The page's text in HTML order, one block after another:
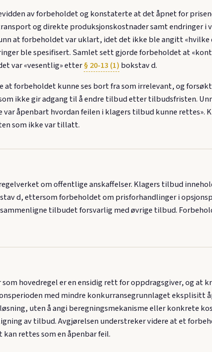
av forbeholdet og konstaterte at det åpnet for
og direkte produksjonskostnader samt endringer i
at forbeholdet var uklart, idet det ikke ble angitt
ble spesifisert. Samlet sett gjorde forbeholdet at
var «vesentlig» etter§ 20-13 (1) bokstav d.
forbeholdet kunne ses bort fra som irrelevant, og
ikke gir adgang til å endre tilbud etter tilbudsfristen.
åpenbart hvordan feilen i klagers tilbud kunne rettes».
som ikke var tillatt.
om offentlige anskaffelser. Klagers tilbud
d, ettersom forbeholdet om prisforhandlinger i
tilbudet forsvarlig med øvrige tilbud.
hovedregel er en ensidig rett for oppdragsgiver, og at
med mindre konkurransegrunnlaget eksplisitt
uten å angi beregningsmekanisme eller konkrete
av tilbud. Avgjørelsen understreker videre at et
rettes som en åpenbar feil.